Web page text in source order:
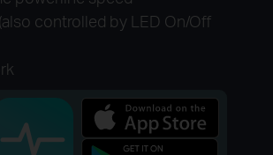
controlled by LED On/Off